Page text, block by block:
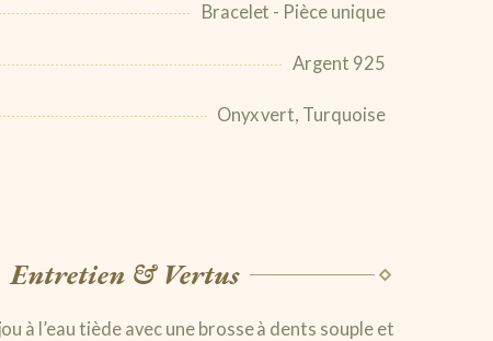
Bracelet - Pièce unique
Argent 925
Onyx vert, Turquoise
Entretien & Vertus
à l’eau tiède avec une brosse à dents souple et